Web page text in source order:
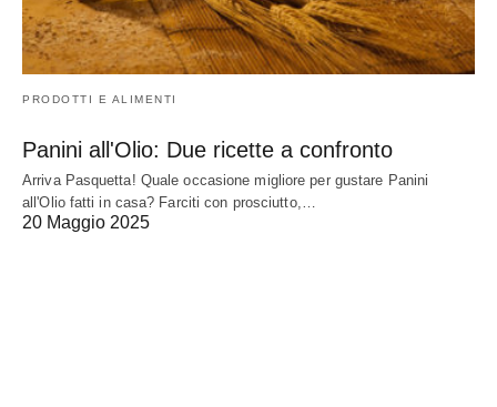
PRODOTTI E ALIMENTI
Panini all'Olio: Due ricette a confronto
Arriva Pasquetta! Quale occasione migliore per gustare Panini
all'Olio fatti in casa? Farciti con prosciutto,…
20 Maggio 2025